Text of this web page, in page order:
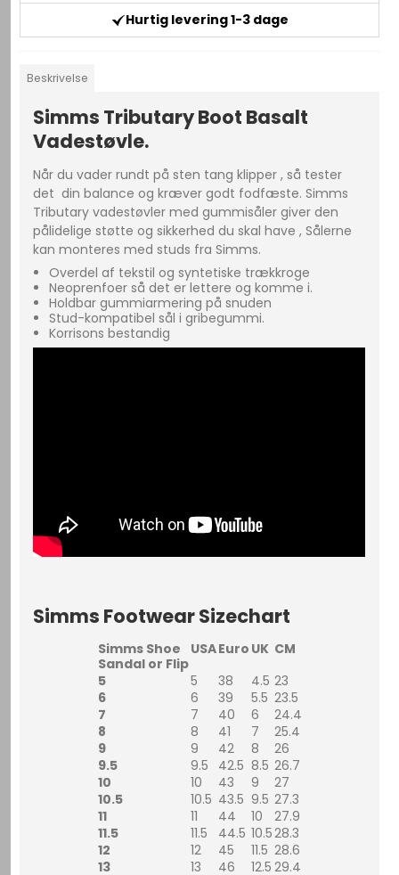
Hurtig levering 1-3 dage
Beskrivelse
Simms Tributary Boot Basalt
Vadestøvle.
Når du vader rundt på sten tang klipper , så tester
det din balance og kræver godt fodfæste. Simms
Tributary vadestøvler med gummisåler giver den
pålidelige støtte og sikkerhed du skal have , Sålerne
kan monteres med studs fra Simms.
Overdel af tekstil og syntetiske trækkroge
Neoprenfoer så det er lettere og komme i.
Holdbar gummiarmering på snuden
Stud-kompatibel sål i gribegummi.
Korrisons bestandig
Simms Footwear Sizechart
Simms Shoe
Sandal or Flip
USAEuro UK CM
5
5 38 4.5 23
6
6 39 5.5 23.5
7
7 40 6
24.4
8
8 41 7
25.4
9
9 42 8
26
9.5
9.5 42.5 8.5 26.7
10
10 43 9
27
10.5
10.5 43.5 9.5 27.3
11
11 44 10
27.9
11.5
11.5 44.5 10.528.3
12
12 45 11.5 28.6
13
13 46 12.5 29.4